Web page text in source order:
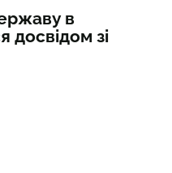
в
досвідом зі